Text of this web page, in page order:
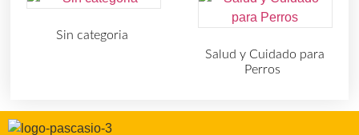
Sin categoria
Salud y Cuidado para
Perros